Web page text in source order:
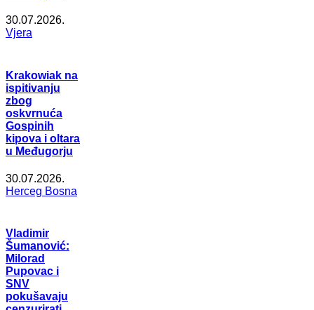
30.07.2026.
Vjera
Krakowiak na
ispitivanju
zbog
oskvrnuća
Gospinih
kipova i oltara
u Međugorju
30.07.2026.
Herceg Bosna
Vladimir
Šumanović:
Milorad
Pupovac i
SNV
pokušavaju